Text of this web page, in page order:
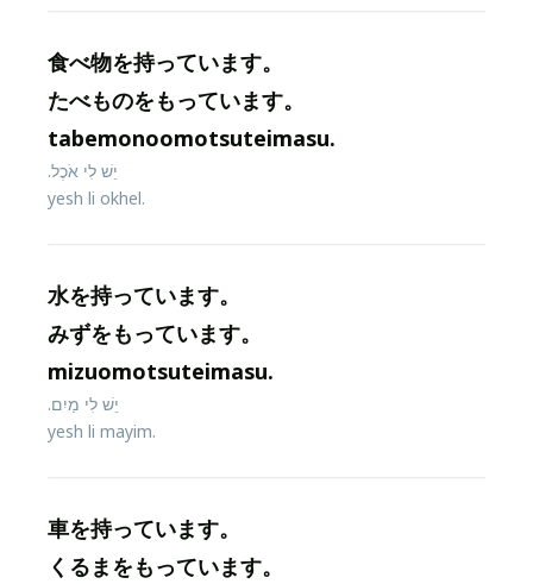
食べ物を持っています。
たべものをもっています。
tabemonoomotsuteimasu.
יֵשׁ לִי אֹכֶל.
yesh li okhel.
水を持っています。
みずをもっています。
mizuomotsuteimasu.
יֵשׁ לִי מַיִם.
yesh li mayim.
車を持っています。
くるまをもっています。